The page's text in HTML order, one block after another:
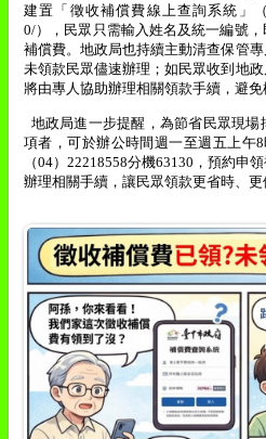
建置「徵收補償費線上查詢系統」（
0/），民眾只需輸入姓名及統一編號
補償費。地政局也持續主動清查保管
未領款民眾儘速辦理；如民眾收到地
將由專人協助辦理相關領款手續，避免
地政局進一步提醒，為節省民眾現
項者，可於辦公時間週一至週五上午8
（04） 22218558分機63130 ，預約申
辦理相關手續，讓民眾領款更省時、更